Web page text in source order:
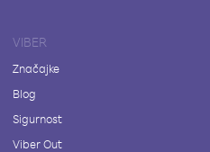
VIBER
Značajke
Blog
Sigurnost
Viber Out